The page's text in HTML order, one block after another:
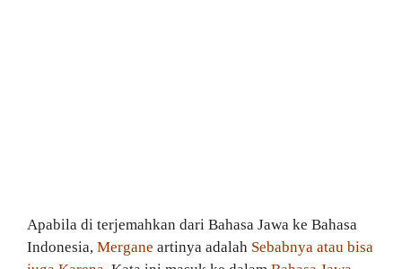
Apabila di terjemahkan dari Bahasa Jawa ke Bahasa
Indonesia, Mergane artinya adalah Sebabnya atau bisa